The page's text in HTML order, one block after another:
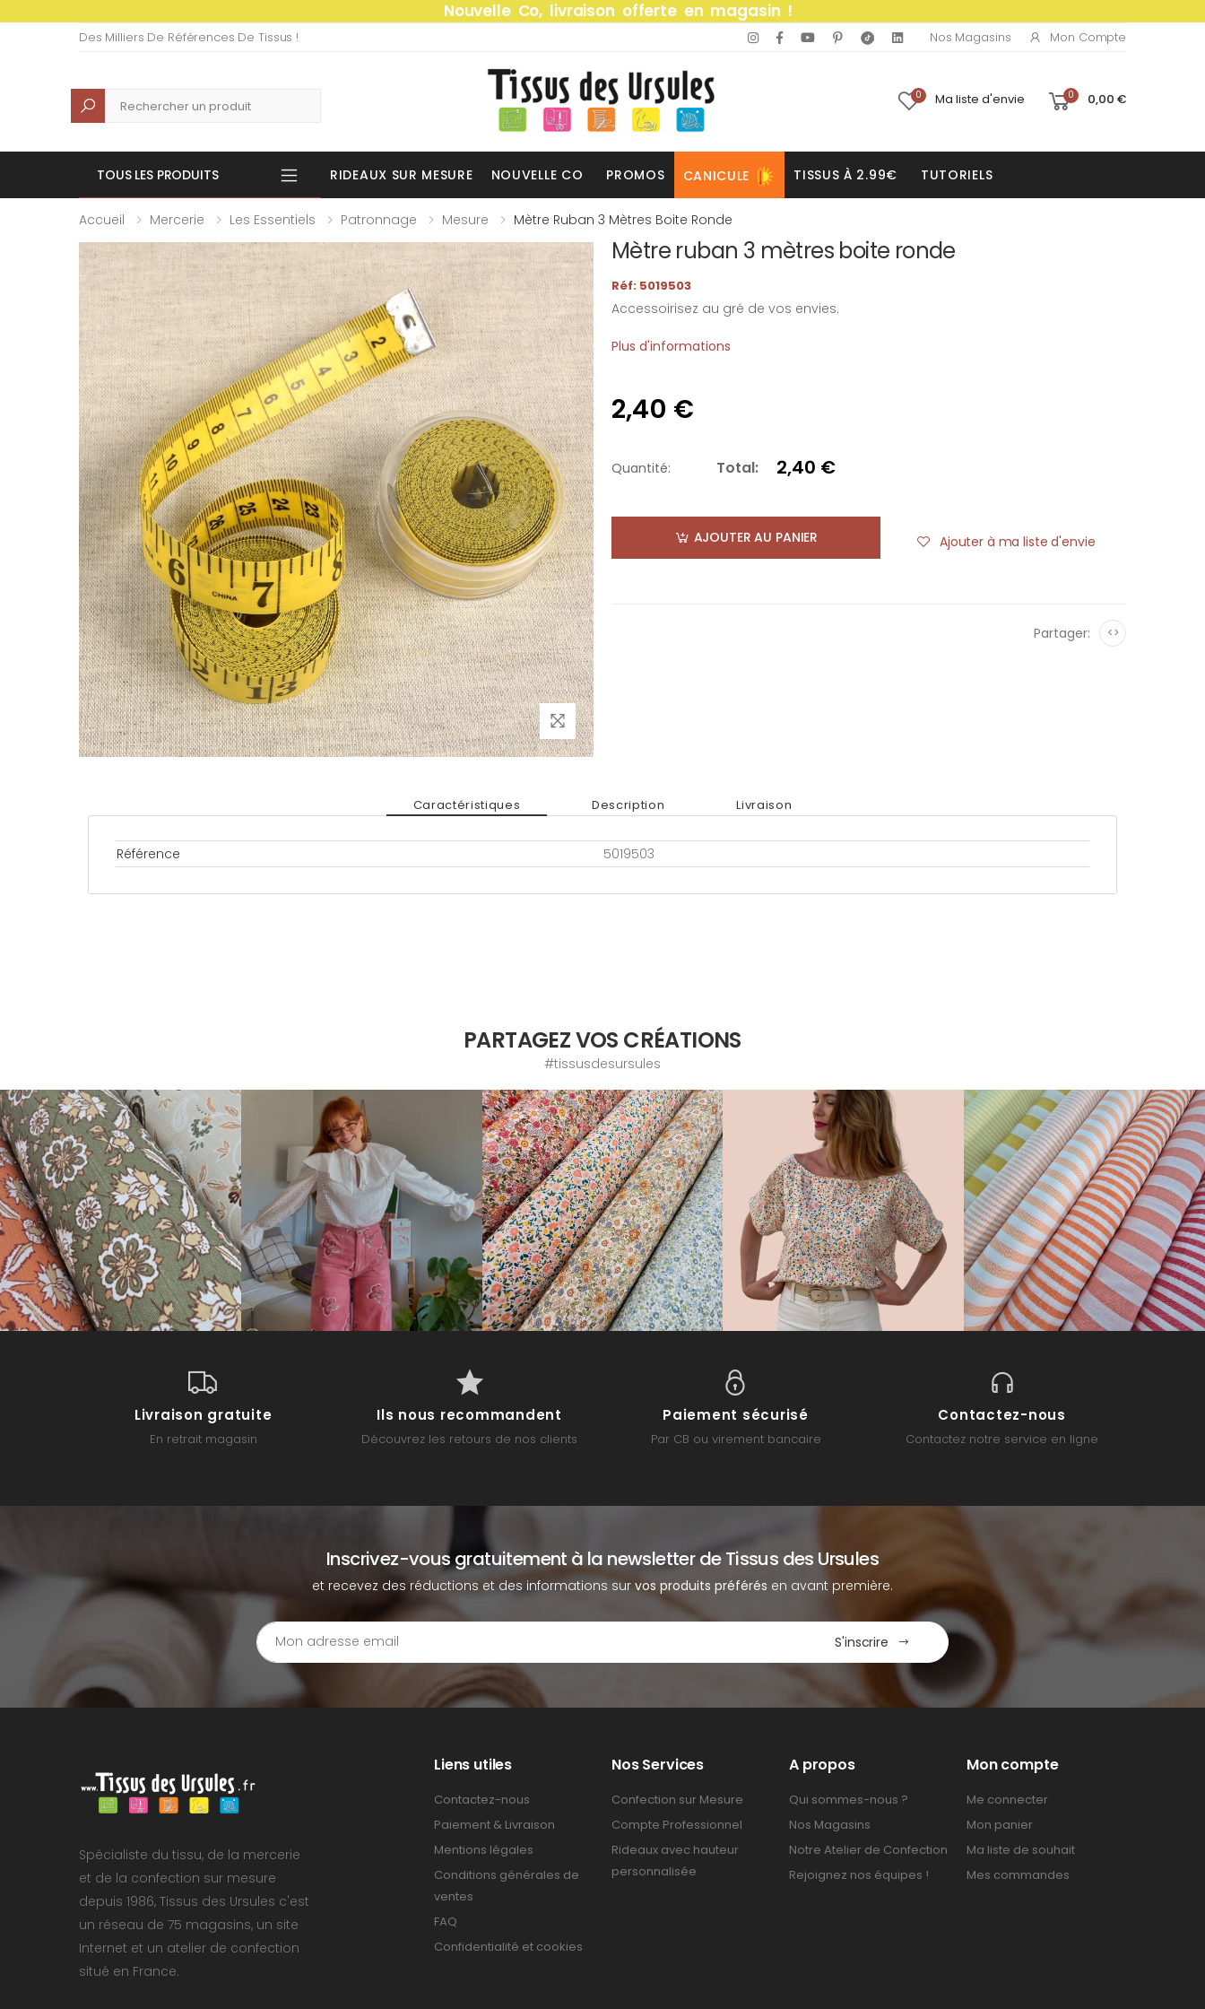
Nouvelle Co, livraison offerte en magasin !
Des Milliers De Références De Tissus ! Nos Magasins Mon Compte
Recherche 0 Ma liste d'envie 0 0,00 €
TOUS LES PRODUITS RIDEAUX SUR MESURE NOUVELLE CO PROMOS CANICULE TISSUS À 2.99€ TUTORIELS
Accueil Mercerie Les Essentiels Patronnage Mesure Mètre Ruban 3 Mètres Boite Ronde
Mètre ruban 3 mètres boite ronde
Réf: 5019503
Accessoirisez au gré de vos envies.
Plus d'informations
2,40 €
Quantité: Total: 2,40 €
AJOUTER AU PANIER Ajouter à ma liste d'envie
Partager: <>
Caractéristiques Description Livraison
Référence 5019503
PARTAGEZ VOS CRÉATIONS
#tissusdesursules
Livraison gratuite
En retrait magasin
Ils nous recommandent
Découvrez les retours de nos clients
Paiement sécurisé
Par CB ou virement bancaire
Contactez-nous
Contactez notre service en ligne
Inscrivez-vous gratuitement à la newsletter de Tissus des Ursules
et recevez des réductions et des informations survos produits préférés en avant première.
S'inscrire
Spécialiste du tissu, de la mercerie
et de la confection sur mesure
depuis 1986, Tissus des Ursules c'est
un réseau de 75 magasins, un site
Internet et un atelier de confection
situé en France.
Liens utiles
Contactez-nous
Paiement & Livraison
Mentions légales
Conditions générales de
ventes
FAQ
Confidentialité et cookies
Nos Services
Confection sur Mesure
Compte Professionnel
Rideaux avec hauteur
personnalisée
A propos
Qui sommes-nous ?
Nos Magasins
Notre Atelier de Confection
Rejoignez nos équipes !
Mon compte
Me connecter
Mon panier
Ma liste de souhait
Mes commandes